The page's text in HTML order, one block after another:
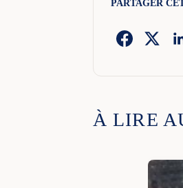
PARTAGER
À LIRE